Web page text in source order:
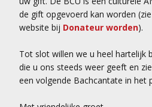
de gift opgevoerd kan worden
website bij Donateur worden).
Tot slot willen we u heel hartelijk
die u ons steeds weer geeft en
een volgende Bachcantate in het